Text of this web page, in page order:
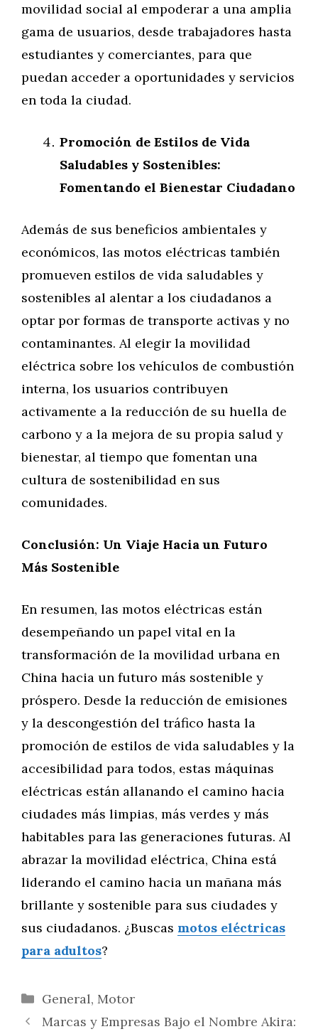
movilidad social al empoderar a una amplia
gama de usuarios, desde trabajadores hasta
estudiantes y comerciantes, para que
puedan acceder a oportunidades y servicios
en toda la ciudad.
Promoción de Estilos de Vida
Saludables y Sostenibles:
Fomentando el Bienestar Ciudadano
Además de sus beneficios ambientales y
económicos, las motos eléctricas también
promueven estilos de vida saludables y
sostenibles al alentar a los ciudadanos a
optar por formas de transporte activas y no
contaminantes. Al elegir la movilidad
eléctrica sobre los vehículos de combustión
interna, los usuarios contribuyen
activamente a la reducción de su huella de
carbono y a la mejora de su propia salud y
bienestar, al tiempo que fomentan una
cultura de sostenibilidad en sus
comunidades.
Conclusión: Un Viaje Hacia un Futuro
Más Sostenible
En resumen, las motos eléctricas están
desempeñando un papel vital en la
transformación de la movilidad urbana en
China hacia un futuro más sostenible y
próspero. Desde la reducción de emisiones
y la descongestión del tráfico hasta la
promoción de estilos de vida saludables y la
accesibilidad para todos, estas máquinas
eléctricas están allanando el camino hacia
ciudades más limpias, más verdes y más
habitables para las generaciones futuras. Al
abrazar la movilidad eléctrica, China está
liderando el camino hacia un mañana más
brillante y sostenible para sus ciudades y
sus ciudadanos. ¿Buscas motos eléctricas
para adultos?
Categorías
General, Motor
Marcas y Empresas Bajo el Nombre Akira: